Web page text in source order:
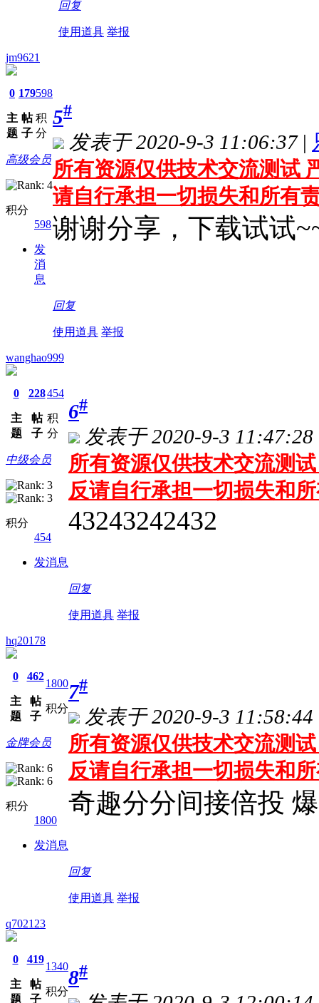
回复
使用道具 举报
jm9621
0
主
题
179
帖
子
598
积
分
高级会员
积分
598
发
消
息
5#
发表于 2020-9-3 11:06:37 |
所有资源仅供技术交流测试
请自行承担一切损失和所有
谢谢分享，下载试试
回复
使用道具 举报
wanghao999
0
主
题
228
帖
子
454
积
分
中级会员
积分
454
发消息
6#
发表于 2020-9-3 11:47:28
所有资源仅供技术交流测
反请自行承担一切损失和
43243242432
回复
使用道具 举报
hq20178
0
主
题
462
帖
子
1800
积分
金牌会员
积分
1800
发消息
7#
发表于 2020-9-3 11:58:44
所有资源仅供技术交流测
反请自行承担一切损失和
奇趣分分间接倍投
回复
使用道具 举报
q702123
0
主
题
419
帖
子
1340
积分
8#